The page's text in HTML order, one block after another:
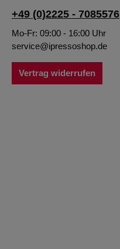
+49 (0)2225 - 7085576
Mo-Fr: 09:00 - 16:00 Uhr
service@ipressoshop.de
Vertrag widerrufen